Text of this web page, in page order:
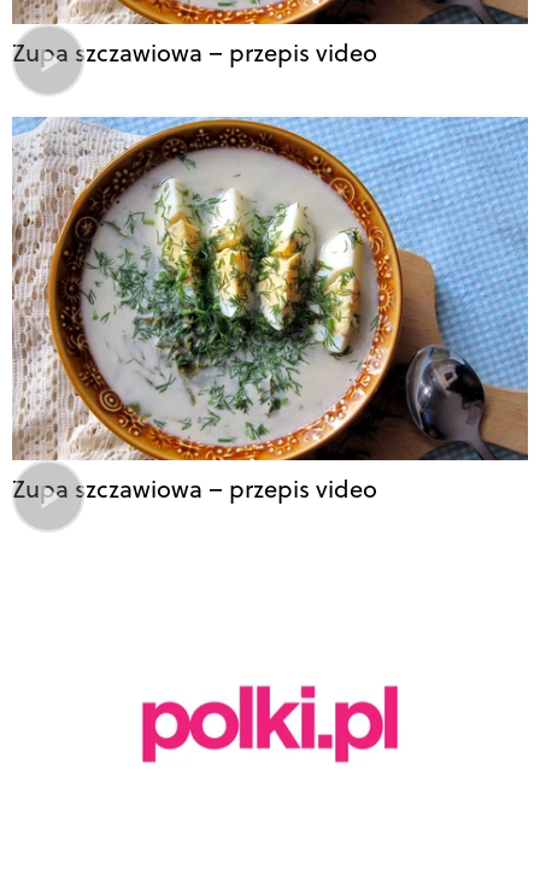
Zupa szczawiowa – przepis video
Zupa szczawiowa – przepis video